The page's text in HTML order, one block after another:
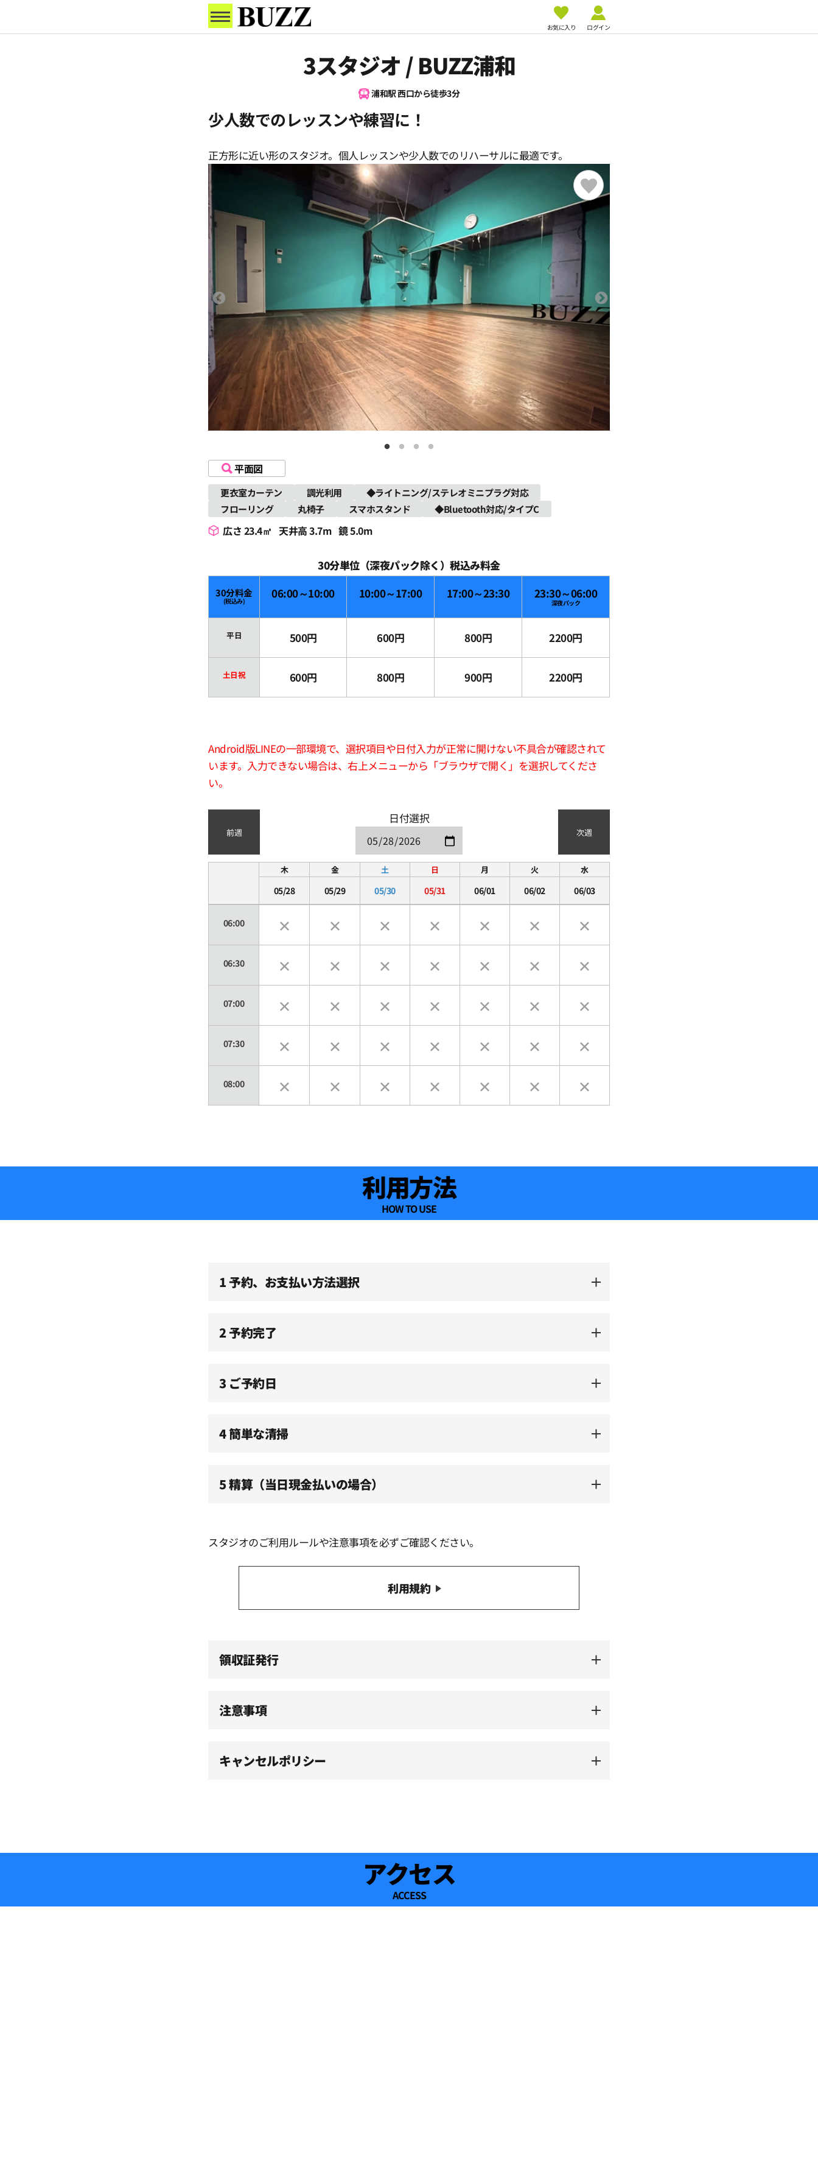
お気に入り ログイン
3スタジオ / BUZZ浦和
浦和駅 西口から徒歩3分
少人数でのレッスンや練習に！
正方形に近い形のスタジオ。個人レッスンや少人数でのリハーサルに最適です。
平面図
更衣室カーテン 調光利用
◆ライトニング/ステレオミニプラグ対応
フローリング
丸椅子 スマホスタンド ◆Bluetooth対応/タイプC
広さ 23.4㎡ 天井高 3.7m 鏡 5.0m
30分単位（深夜パック除く）税込み料金
30分料金
(税込み)
06:00～10:00 10:00～17:00 17:00～23:30 23:30～06:00
深夜パック
平日 500円 600円 800円 2200円
土日祝 600円 800円 900円 2200円
Android版LINEの一部環境で、選択項目や日付入力が正常に開けない不具合が確認されて
います。入力できない場合は、右上メニューから「ブラウザで開く」を選択してくださ
い。
前週
日付選択
次週
木
05/28
金
05/29
土
05/30
日
05/31
月
06/01
火
06/02
水
06/03
06:00
06:30
07:00
07:30
08:00
09:00
10:30
11:00
13:00
14:00
14:30
16:30
利用方法
HOW TO USE
1 予約、お支払い方法選択
2 予約完了
3 ご予約日
4 簡単な清掃
5 精算（当日現金払いの場合）
スタジオのご利用ルールや注意事項を必ずご確認ください。
利用規約
領収証発行
注意事項
キャンセルポリシー
アクセス
ACCESS